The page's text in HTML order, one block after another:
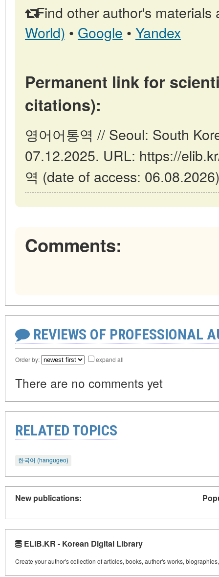
Find other author's materials
World) • Google • Yandex
Permanent link for
citations):
영어어통역 // Seoul: South
07.12.2025. URL: https://
역 (date of access:
Comments:
REVIEWS OF PROFESSIONAL
Order by: expand all
There are no comments yet
RELATED TOPICS
한국어 (hangugeo)
New publications:
ELIB.KR - Korean Digital Library
Create your author's collection of articles, books, author's works,